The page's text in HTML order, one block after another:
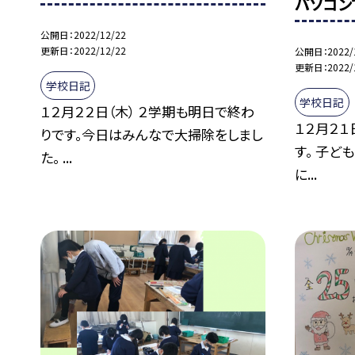
公開日 2022/12/22
更新日 2022/12/22
学校日記
１２月２２日（木） ２学期も明日で終わ
りです。今日はみんなで大掃除をしまし
た。 ...
公開日
更新日
学校日記
１２月２
す。 子ど
に...